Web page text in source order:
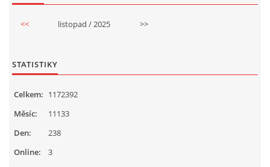
<< listopad / 2025 >>
STATISTIKY
Online: 3
Celkem: 1172392
Měsíc:
11133
Den:
238